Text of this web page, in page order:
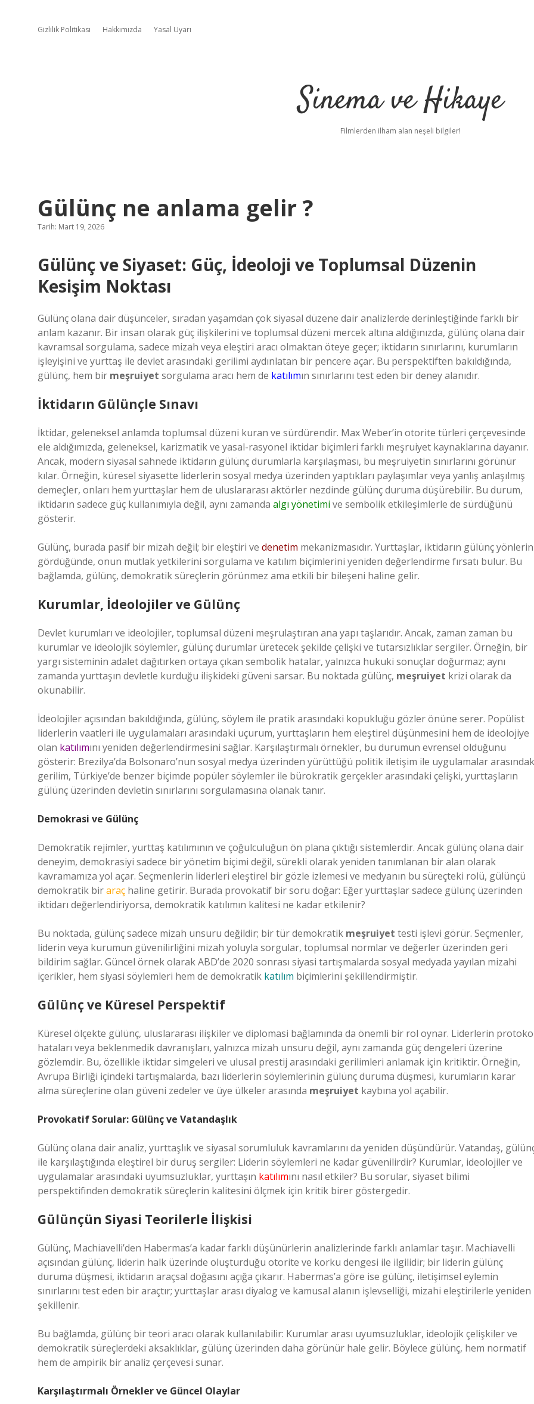
Gizlilik Politikası Hakkımızda Yasal Uyarı
Sinema ve Hikaye
Filmlerden ilham alan neşeli bilgiler!
Gülünç ne anlama gelir ?
Tarih: Mart 19, 2026
Gülünç ve Siyaset: Güç, İdeoloji ve Toplumsal Düzenin
Kesişim Noktası
Gülünç olana dair düşünceler, sıradan yaşamdan çok siyasal düzene dair analizlerde derinleştiğinde farklı bir
anlam kazanır. Bir insan olarak güç ilişkilerini ve toplumsal düzeni mercek altına aldığınızda, gülünç olana dair
kavramsal sorgulama, sadece mizah veya eleştiri aracı olmaktan öteye geçer; iktidarın sınırlarını, kurumların
işleyişini ve yurttaş ile devlet arasındaki gerilimi aydınlatan bir pencere açar. Bu perspektiften bakıldığında,
gülünç, hem bir meşruiyet sorgulama aracı hem de katılımın sınırlarını test eden bir deney alanıdır.
İktidarın Gülünçle Sınavı
İktidar, geleneksel anlamda toplumsal düzeni kuran ve sürdürendir. Max Weber’in otorite türleri çerçevesinde
ele aldığımızda, geleneksel, karizmatik ve yasal-rasyonel iktidar biçimleri farklı meşruiyet kaynaklarına dayanır.
Ancak, modern siyasal sahnede iktidarın gülünç durumlarla karşılaşması, bu meşruiyetin sınırlarını görünür
kılar. Örneğin, küresel siyasette liderlerin sosyal medya üzerinden yaptıkları paylaşımlar veya yanlış anlaşılmış
demeçler, onları hem yurttaşlar hem de uluslararası aktörler nezdinde gülünç duruma düşürebilir. Bu durum,
iktidarın sadece güç kullanımıyla değil, aynı zamanda algı yönetimi ve sembolik etkileşimlerle de sürdüğünü
gösterir.
Gülünç, burada pasif bir mizah değil; bir eleştiri ve denetim mekanizmasıdır. Yurttaşlar, iktidarın gülünç
gördüğünde, onun mutlak yetkilerini sorgulama ve katılım biçimlerini yeniden değerlendirme fırsatı bulur. Bu
bağlamda, gülünç, demokratik süreçlerin görünmez ama etkili bir bileşeni haline gelir.
Kurumlar, İdeolojiler ve Gülünç
Devlet kurumları ve ideolojiler, toplumsal düzeni meşrulaştıran ana yapı taşlarıdır. Ancak, zaman zaman bu
kurumlar ve ideolojik söylemler, gülünç durumlar üretecek şekilde çelişki ve tutarsızlıklar sergiler. Örneğin, bir
yargı sisteminin adalet dağıtırken ortaya çıkan sembolik hatalar, yalnızca hukuki sonuçlar doğurmaz; aynı
zamanda yurttaşın devletle kurduğu ilişkideki güveni sarsar. Bu noktada gülünç, meşruiyet krizi olarak da
okunabilir.
İdeolojiler açısından bakıldığında, gülünç, söylem ile pratik arasındaki kopukluğu gözler önüne serer. Popülist
liderlerin vaatleri ile uygulamaları arasındaki uçurum, yurttaşların hem eleştirel düşünmesini hem de ideolojiye
olan katılımını yeniden değerlendirmesini sağlar. Karşılaştırmalı örnekler, bu durumun evrensel olduğunu
gösterir: Brezilya’da Bolsonaro’nun sosyal medya üzerinden yürüttüğü politik iletişim ile uygulamalar
gerilim, Türkiye’de benzer biçimde popüler söylemler ile bürokratik gerçekler arasındaki çelişki, yurttaşların
gülünç üzerinden devletin sınırlarını sorgulamasına olanak tanır.
Demokrasi ve Gülünç
Demokratik rejimler, yurttaş katılımının ve çoğulculuğun ön plana çıktığı sistemlerdir. Ancak gülünç olana dair
deneyim, demokrasiyi sadece bir yönetim biçimi değil, sürekli olarak yeniden tanımlanan bir alan olarak
kavramamıza yol açar. Seçmenlerin liderleri eleştirel bir gözle izlemesi ve medyanın bu süreçteki rolü, gülünçü
demokratik biraraç haline getirir. Burada provokatif bir soru doğar: Eğer yurttaşlar sadece gülünç üzerinden
iktidarı değerlendiriyorsa, demokratik katılımın kalitesi ne kadar etkilenir?
Bu noktada, gülünç sadece mizah unsuru değildir; bir tür demokratik meşruiyet testi işlevi görür. Seçmenler,
liderin veya kurumun güvenilirliğini mizah yoluyla sorgular, toplumsal normlar ve değerler üzerinden geri
bildirim sağlar. Güncel örnek olarak ABD’de 2020 sonrası siyasi tartışmalarda sosyal medyada yayılan mizahi
içerikler, hem siyasi söylemleri hem de demokratik katılım biçimlerini şekillendirmiştir.
Gülünç ve Küresel Perspektif
Küresel ölçekte gülünç, uluslararası ilişkiler ve diplomasi bağlamında da önemli bir rol oynar. Liderlerin
hataları veya beklenmedik davranışları, yalnızca mizah unsuru değil, aynı zamanda güç dengeleri üzerine
gözlemdir. Bu, özellikle iktidar simgeleri ve ulusal prestij arasındaki gerilimleri anlamak için kritiktir. Örneğin,
Avrupa Birliği içindeki tartışmalarda, bazı liderlerin söylemlerinin gülünç duruma düşmesi, kurumların karar
alma süreçlerine olan güveni zedeler ve üye ülkeler arasında meşruiyet kaybına yol açabilir.
Provokatif Sorular: Gülünç ve Vatandaşlık
Gülünç olana dair analiz, yurttaşlık ve siyasal sorumluluk kavramlarını da yeniden düşündürür. Vatandaş,
ile karşılaştığında eleştirel bir duruş sergiler: Liderin söylemleri ne kadar güvenilirdir? Kurumlar, ideolojiler ve
uygulamalar arasındaki uyumsuzluklar, yurttaşın katılımını nasıl etkiler? Bu sorular, siyaset bilimi
perspektifinden demokratik süreçlerin kalitesini ölçmek için kritik birer göstergedir.
Gülünçün Siyasi Teorilerle İlişkisi
Gülünç, Machiavelli’den Habermas’a kadar farklı düşünürlerin analizlerinde farklı anlamlar taşır. Machiavelli
açısından gülünç, liderin halk üzerinde oluşturduğu otorite ve korku dengesi ile ilgilidir; bir liderin gülünç
duruma düşmesi, iktidarın araçsal doğasını açığa çıkarır. Habermas’a göre ise gülünç, iletişimsel eylemin
sınırlarını test eden bir araçtır; yurttaşlar arası diyalog ve kamusal alanın işlevselliği, mizahi eleştirilerle yeniden
şekillenir.
Bu bağlamda, gülünç bir teori aracı olarak kullanılabilir: Kurumlar arası uyumsuzluklar, ideolojik çelişkiler ve
demokratik süreçlerdeki aksaklıklar, gülünç üzerinden daha görünür hale gelir. Böylece gülünç, hem normatif
hem de ampirik bir analiz çerçevesi sunar.
Karşılaştırmalı Örnekler ve Güncel Olaylar